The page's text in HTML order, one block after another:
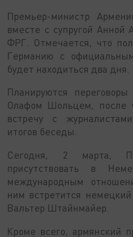
Премьер-министр
вместе с супругой Анной
ФРГ. Отмечается, что
Германию с
будет находиться два дня.
Планируются
Олафом Шольцем, после
встречу с
итогов беседы.
Сегодня, 2 марта,
присутствовать в
международным
ним встретится
Вальтер Штайнмайер.
Кроме всего, армянский